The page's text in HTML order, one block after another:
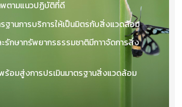
ตามแนวปฏิบัติที่ดี
ฐานการบริการให้เป็นมิตรกับสิ่งแวดล้อม
รักษาทรัพยากรธรรมชาติมีกาาจัดการสิ่ง
ร้อมสู่งการปรเมินมาตรฐานสิ่งแวดล้อม